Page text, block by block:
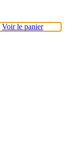
Voir le panier